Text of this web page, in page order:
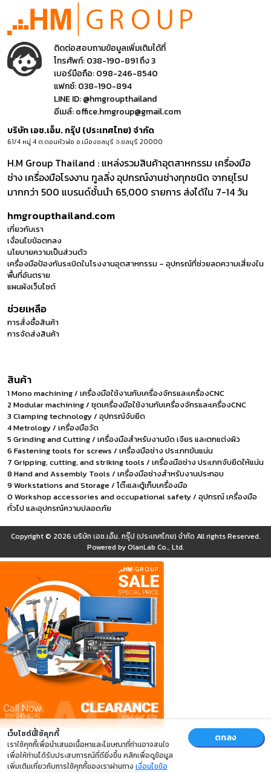
ติดต่อสอบถามข้อมูลเพิ่มเติมได้ที่
โทรศัพท์:038-190-891 ถึง 3
เบอร์มือถือ:098-246-8540
แฟกซ์:038-190-894
LINE ID:@hmgroupthailand
อีเมล์:office.hmgroup@gmail.com
บริษัท เอช.เอ็ม. กรุ๊ป (ประเทศไทย) จำกัด
61/4 หมู่ 4 ต.ดอนหัวฬ่อ อ.เมืองชลบุรี จ.ชลบุรี 20000
H.M Group Thailand : แหล่งรวมสินค้าอุตสาหกรรม เครื่องมือ
ช่าง เครื่องมือโรงงาน ทูลลิ่ง อุปกรณ์งานช่างทุกชนิด จากยุโรป
มากกว่า 500 แบรนด์ชั้นนำ 65,000 รายการ ส่งได้ใน 7-14 วัน
hmgroupthailand.com
เกี่ยวกับเรา
เงื่อนไขข้อตกลง
นโยบายความเป็นส่วนตัว
เครื่องมือป้องกันระเบิดในโรงงานอุตสาหกรรม – อุปกรณ์ที่ช่วยลดความเสี่ยงใน
พื้นที่อันตราย
แผนผังเว็บไซต์
ช่วยเหลือ
การสั่งซื้อสินค้า
การจัดส่งสินค้า
สินค้า
1 Mono machining / เครื่องมือใช้งานกับเครื่องจักรและเครื่องCNC
2 Modular machining / ชุดเครื่องมือใช้งานกับเครื่องจักรและเครื่องCNC
3 Clamping technology / อุปกรณ์จับยึด
4 Metrology / เครื่องมือวัด
5 Grinding and Cutting / เครื่องมือสำหรับงานขัด เจียร และตกแต่งผิว
6 Fastening tools for screws / เครื่องมือช่าง ประเภทขันแน่น
7 Gripping, cutting, and striking tools / เครื่องมือช่าง ประเภทจับยึดให้แน่น
8 Hand and Assembly Tools / เครื่องมือช่างสำหรับงานประกอบ
9 Workstations and Storage / โต๊ะและตู้เก็บเครื่องมือ
0 Workshop accessories and occupational safety / อุปกรณ์ เครื่องมือ
ทั่วไป และอุปกรณ์ความปลอดภัย
Copyright © 2026 บริษัท เอช.เอ็ม. กรุ๊ป (ประเทศไทย) จำกัด All rights Reserved.
Powered byOlanLab Co., Ltd.
เว็บไซต์นี้ใช้คุกกี้
เราใช้คุกกี้เพื่อนำเสนอเนื้อหาและโฆษณาที่ท่านอาจสนใจ
เพื่อให้ท่านได้รับประสบการณ์ที่ดียิ่งขึ้น คลิกเพื่อดูข้อมูล
เพิ่มเติมเกี่ยวกับการใช้คุกกี้ของเราผ่านทาง เงื่อนไขข้อ
ตกลง